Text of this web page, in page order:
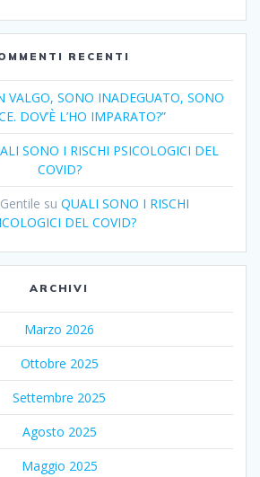
RECENTI
VALGO, SONO INADEGUATO, SONO
DOV’È L’HO IMPARATO?”
SONO I RISCHI PSICOLOGICI DEL
COVID?
su QUALI SONO I RISCHI
DEL COVID?
ARCHIVI
Marzo 2026
Ottobre 2025
Settembre 2025
Agosto 2025
Maggio 2025